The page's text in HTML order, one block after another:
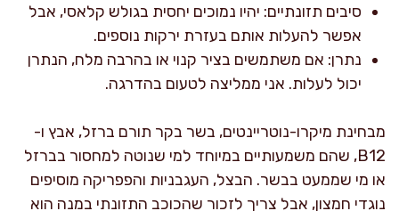
סיבים תזונתיים: יהיו נמוכים יחסית בגולש קלאסי, אבל
אפשר להעלות אותם בעזרת ירקות נוספים.
נתרן: אם משתמשים בציר קנוי או בהרבה מלח, הנתרן
יכול לעלות. אני ממליצה לטעום בהדרגה.
מבחינת מיקרו-נוטריינטים, בשר בקר תורם ברזל, אבץ ו-
B12, שהם משמעותיים במיוחד למי שנוטה למחסור בברזל
או מי שממעט בבשר. הבצל, העגבניות והפפריקה מוסיפים
נוגדי חמצון, אבל צריך לזכור שהכוכב התזונתי במנה הוא